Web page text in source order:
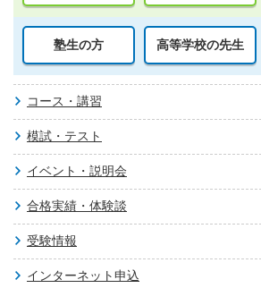
塾生の方 高等学校の先生
コース・講習
模試・テスト
イベント・説明会
合格実績・体験談
受験情報
インターネット申込